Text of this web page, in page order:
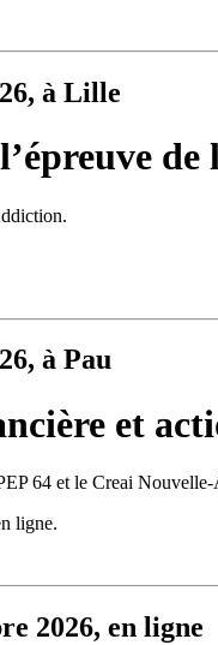
à Lille
de
à Pau
et
64 et le Creai
ligne.
2026, en ligne